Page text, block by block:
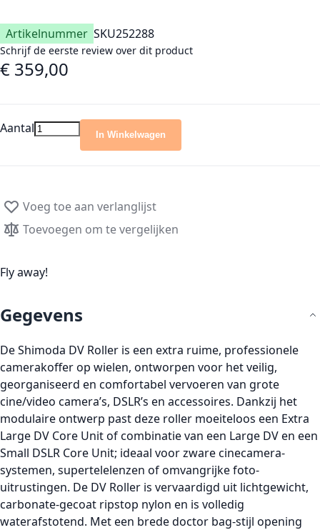
Artikelnummer SKU252288
Schrijf de eerste review over dit product
€ 359,00
Aantal In Winkelwagen
Voeg toe aan verlanglijst
Toevoegen om te vergelijken
Fly away!
Gegevens
De Shimoda DV Roller is een extra ruime, professionele
camerakoffer op wielen, ontworpen voor het veilig,
georganiseerd en comfortabel vervoeren van grote
cine/video camera’s, DSLR’s en accessoires. Dankzij het
modulaire ontwerp past deze roller moeiteloos een Extra
Large DV Core Unit of combinatie van een Large DV en een
Small DSLR Core Unit; ideaal voor zware cinecamera-
systemen, supertelelenzen of omvangrijke foto-
uitrustingen. De DV Roller is vervaardigd uit lichtgewicht,
carbonate-gecoat ripstop nylon en is volledig
waterafstotend. Met een brede doctor bag-stijl opening